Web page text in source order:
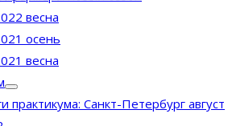
весна
осень
весна
практикума: Санкт-Петербург август